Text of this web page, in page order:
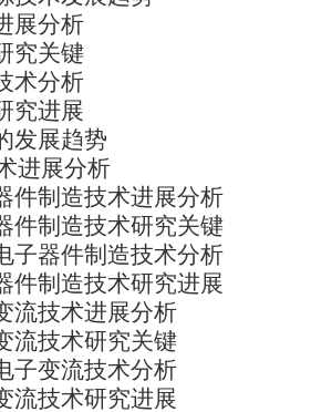
展分析
究关键
术分析
究进展
发展趋势
进展分析
件制造技术进展分析
件制造技术研究关键
子器件制造技术分析
件制造技术研究进展
流技术进展分析
流技术研究关键
子变流技术分析
流技术研究进展